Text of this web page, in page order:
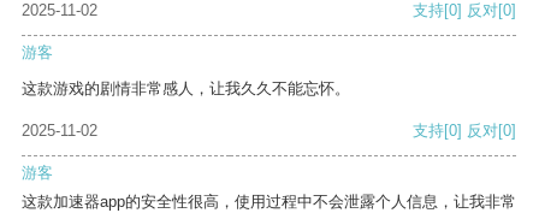
2025-11-02 支持[0] 反对[0]
游客
这款游戏的剧情非常感人，让我久久不能忘怀。
2025-11-02 支持[0] 反对[0]
游客
这款加速器app的安全性很高，使用过程中不会泄露个人信息，让我非常